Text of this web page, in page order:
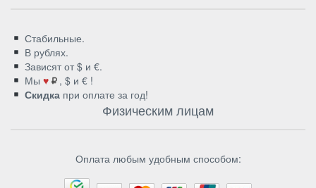
Стабильные.
В рублях.
Зависят от $ и €.
Мы ♥
, $ и € !
Скидкапри оплате за год!
Физическим лицам
Оплата любым удобным способом: